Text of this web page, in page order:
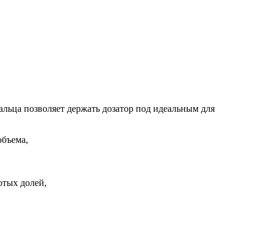
позволяет держать дозатор под идеальным для
долей,